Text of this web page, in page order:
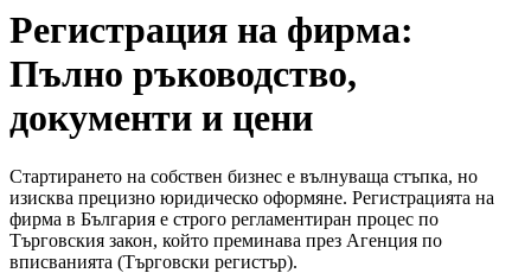
Регистрация на фирма:
Пълно ръководство,
документи и цени
Стартирането на собствен бизнес е вълнуваща стъпка, но
изисква прецизно юридическо оформяне. Регистрацията на
фирма в България е строго регламентиран процес по
Търговския закон, който преминава през Агенция по
вписванията (Търговски регистър).